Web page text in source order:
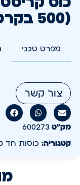
(500 בקרטון)
מפרט טכני
צור קשר
מק״ט 600273
קטגוריה: כוסות חד